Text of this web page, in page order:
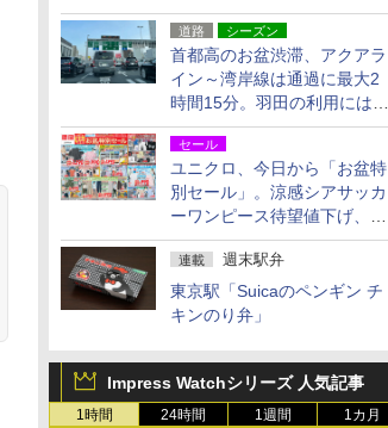
活動・復旧支援
道路 シーズン
首都高のお盆渋滞、アクアラ
イン～湾岸線は通過に最大2
時間15分。羽田の利用には
「空港西出口」の利用検討を
セール
ユニクロ、今日から「お盆特
別セール」。涼感シアサッカ
ーワンピース待望値下げ、撥
水ギアショーツは1990円に
連載 週末駅弁
東京駅「Suicaのペンギン チ
キンのり弁」
Impress Watchシリーズ 人気記事
1時間 24時間 1週間 1カ月